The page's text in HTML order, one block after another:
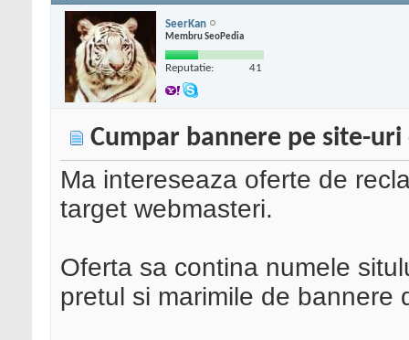
SeerKan
Membru SeoPedia
Reputatie: 41
Cumpar bannere pe site-
Ma intereseaza oferte de
target webmasteri.
Oferta sa contina numele
pretul si marimile de bannere